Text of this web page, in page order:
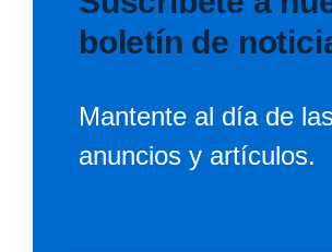
boletín de
Mantente al día de
anuncios y artículos.